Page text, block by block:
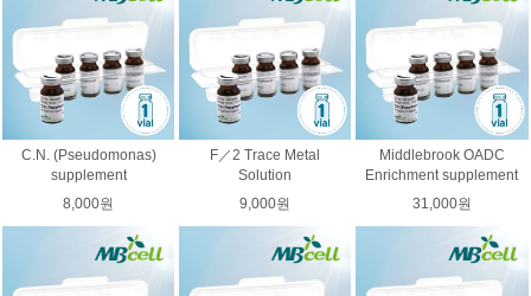
C.N. (Pseudomonas)
supplement
8,000원
F／2 Trace Metal
Solution
9,000원
Middlebrook OADC
Enrichment supplement
31,000원